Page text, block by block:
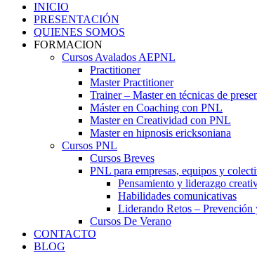
INICIO
PRESENTACIÓN
QUIENES SOMOS
FORMACION
Cursos Avalados AEPNL
Practitioner
Master Practitioner
Trainer – Master en técnicas de
Máster en Coaching con PNL
Master en Creatividad con PNL
Master en hipnosis ericksoniana
Cursos PNL
Cursos Breves
PNL para empresas, equipos y
Pensamiento y liderazgo
Habilidades comunicativas
Liderando Retos –
Cursos De Verano
CONTACTO
BLOG